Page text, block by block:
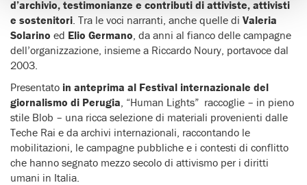
d’archivio, testimonianze e contributi di attiviste, attivisti
e sostenitori . Tra le voci narranti, anche quelle di Valeria
Solarino ed Elio Germano , da anni al fianco delle campagne
dell’organizzazione, insieme a Riccardo Noury, portavoce dal
2003.
Presentato in anteprima al Festival internazionale del
giornalismo di Perugia , “Human Lights” raccoglie – in pieno
stile Blob – una ricca selezione di materiali provenienti dalle
Teche Rai e da archivi internazionali, raccontando le
mobilitazioni, le campagne pubbliche e i contesti di conflitto
che hanno segnato mezzo secolo di attivismo per i diritti
umani in Italia.